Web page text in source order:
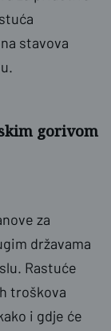
stavova
gorivom
za
državama
Rastuće
troškova
i gdje će